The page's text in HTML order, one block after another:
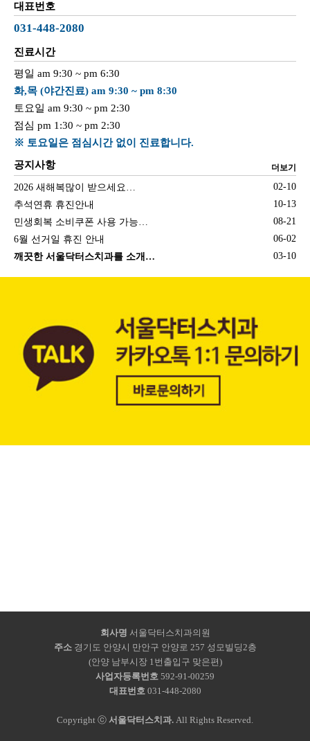
대표번호
031-448-2080
진료시간
평일 am 9:30 ~ pm 6:30
화,목 (야간진료) am 9:30 ~ pm 8:30
토요일 am 9:30 ~ pm 2:30
점심 pm 1:30 ~ pm 2:30
※ 토요일은 점심시간 없이 진료합니다.
공지사항
더보기
2026 새해복많이 받으세요…
02-10
추석연휴 휴진안내
10-13
민생회복 소비쿠폰 사용 가능…
08-21
6월 선거일 휴진 안내
06-02
깨끗한 서울닥터스치과를 소개…
03-10
회사명 서울닥터스치과의원
주소경기도 안양시 만안구 안양로 257 성모빌딩2층
(안양 남부시장 1번출입구 맞은편)
사업자등록번호 592-91-00259
대표번호031-448-2080
Copyright ⓒ 서울닥터스치과. All Rights Reserved.